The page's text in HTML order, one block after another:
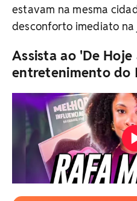
estavam na mesma
desconforto imediato na
Assista ao 'De
entretenimento do